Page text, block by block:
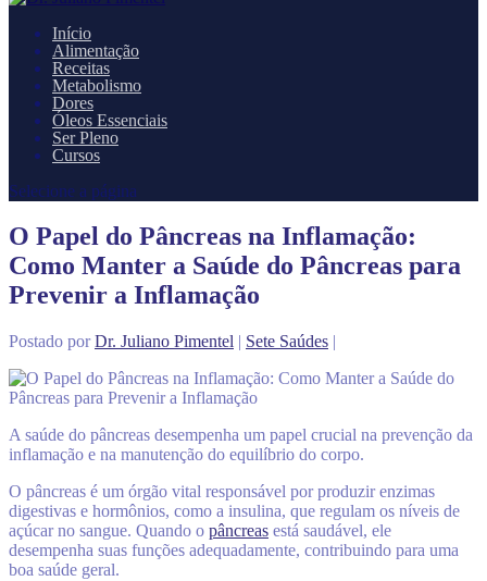
Início
Alimentação
Receitas
Metabolismo
Dores
Óleos Essenciais
Ser Pleno
Cursos
Selecione a página
O Papel do Pâncreas na Inflamação:
Como Manter a Saúde do Pâncreas para
Prevenir a Inflamação
Postado porDr. Juliano Pimentel | Sete Saúdes |
A saúde do pâncreas desempenha um papel crucial na prevenção da
inflamação e na manutenção do equilíbrio do corpo.
O pâncreas é um órgão vital responsável por produzir enzimas
digestivas e hormônios, como a insulina, que regulam os níveis de
açúcar no sangue. Quando o pâncreas está saudável, ele
desempenha suas funções adequadamente, contribuindo para uma
boa saúde geral.